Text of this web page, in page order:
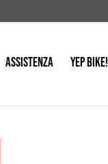
Assistenza YEP BIKE!